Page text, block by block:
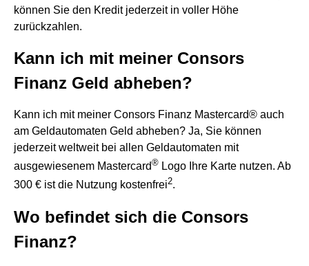
können Sie den Kredit jederzeit in voller Höhe
zurückzahlen.
Kann ich mit meiner Consors
Finanz Geld abheben?
Kann ich mit meiner Consors Finanz Mastercard® auch
am Geldautomaten Geld abheben? Ja, Sie können
jederzeit weltweit bei allen Geldautomaten mit
ausgewiesenem Mastercard® Logo Ihre Karte nutzen. Ab
300 € ist die Nutzung kostenfrei2.
Wo befindet sich die Consors
Finanz?